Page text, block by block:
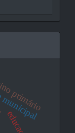
primário